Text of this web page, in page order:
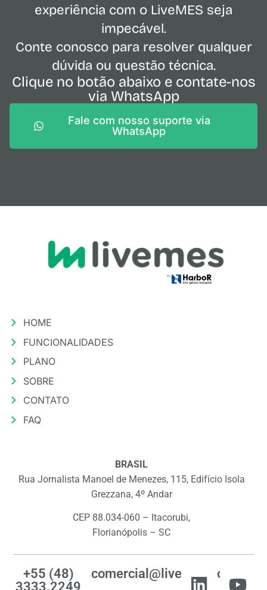
experiência com o LiveMES seja
impecável.
Conte conosco para resolver qualquer
dúvida ou questão técnica.
Clique no botão abaixo e contate-nos
via WhatsApp
Fale com nosso suporte via
WhatsApp
HOME
FUNCIONALIDADES
PLANO
SOBRE
CONTATO
FAQ
BRASIL
Rua Jornalista Manoel de Menezes, 115, Edifício Isola
Grezzana, 4º Andar
CEP 88.034-060 – Itacorubi,
Florianópolis – SC
+55 (48)
3333.2249
comercial@livemes.com